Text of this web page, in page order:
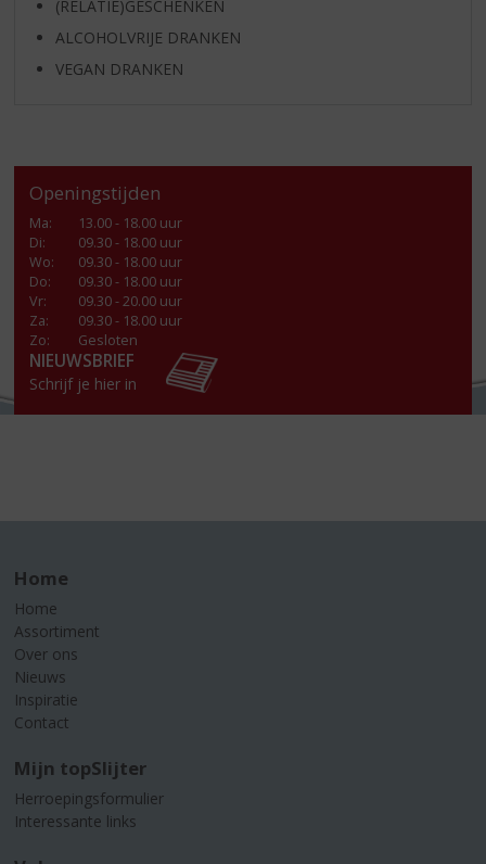
(RELATIE)GESCHENKEN
ALCOHOLVRIJE DRANKEN
VEGAN DRANKEN
Openingstijden
Ma:
13.00 - 18.00 uur
Di:
09.30 - 18.00 uur
Wo:
09.30 - 18.00 uur
Do:
09.30 - 18.00 uur
Vr:
09.30 - 20.00 uur
Za:
09.30 - 18.00 uur
Zo:
Gesloten
NIEUWSBRIEF
Schrijf je hier in
Home
Home
Assortiment
Over ons
Nieuws
Inspiratie
Contact
Mijn topSlijter
Herroepingsformulier
Interessante links